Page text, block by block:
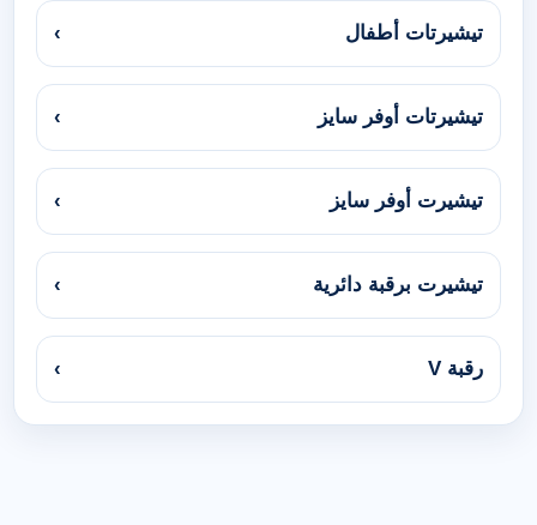
تيشيرتات أطفال ›
تيشيرتات أوفر سايز ›
تيشيرت أوفر سايز ›
تيشيرت برقبة دائرية ›
رقبة V ›